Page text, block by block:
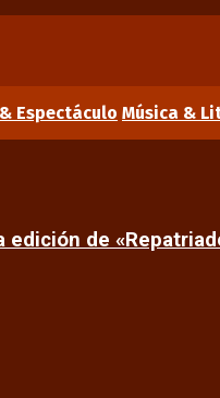
Espectáculo Música &
edición de